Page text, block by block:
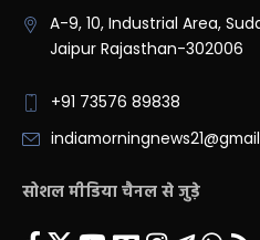
A-9, 10, Industrial Area,
Jaipur Rajasthan-302006
+91 73576 89838
सोशल मीडिया चैनल से जुड़े